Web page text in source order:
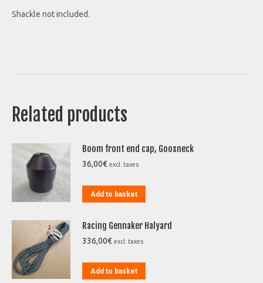
Shackle not included.
Related products
Boom front end cap, Goosneck
36,00€ excl. taxes
Add to basket
Racing Gennaker Halyard
336,00€ excl. taxes
Add to basket